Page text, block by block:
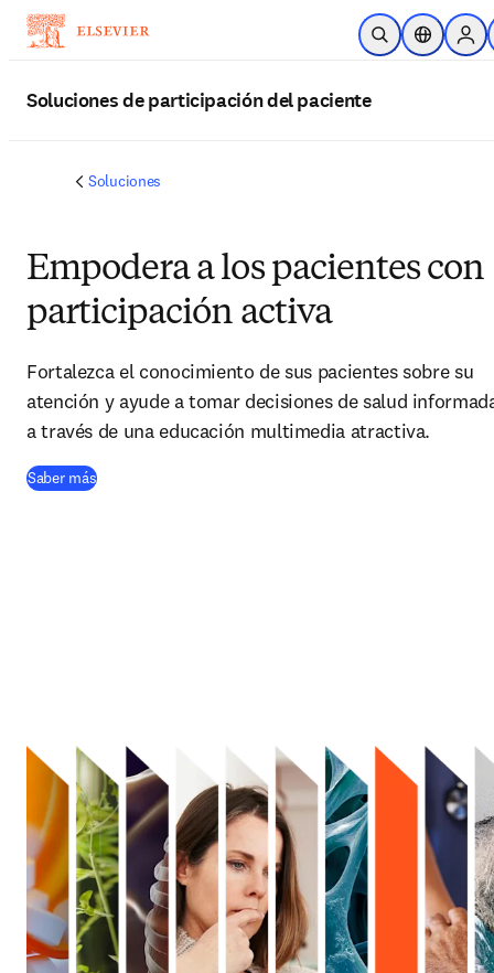
Saltar al contenido principal
Abrir búsqueda
Selector
Soluciones de participación del paciente
Soluciones
Empodera a los pacientes con
participación activa
Fortalezca el conocimiento de sus pacientes sobre su
atención y ayude a tomar decisiones de salud
a través de una educación multimedia atractiva.
Saber más